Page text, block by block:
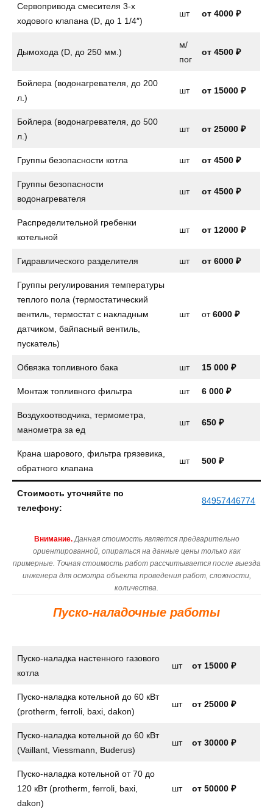
Сервопривода смесителя 3-х
ходового клапана (D, до 1 1/4″)
шт от 4000 ₽
Дымохода (D, до 250 мм.)
м/
пог
от 4500 ₽
Бойлера (водонагревателя, до 200
л.)
шт от 15000 ₽
Бойлера (водонагревателя, до 500
л.)
шт от 25000 ₽
Группы безопасности котла шт от 4500 ₽
Группы безопасности
водонагревателя
шт от 4500 ₽
Распределительной гребенки
котельной
шт от 12000 ₽
Гидравлического разделителя шт от 6000 ₽
Группы регулирования температуры
теплого пола (термостатический
вентиль, термостат с накладным
датчиком, байпасный вентиль,
пускатель)
шт от6000 ₽
Обвязка топливного бака шт 15 000 ₽
Монтаж топливного фильтра шт 6 000 ₽
Воздухоотводчика, термометра,
манометра за ед
шт 650 ₽
Крана шарового, фильтра грязевика,
обратного клапана
шт 500 ₽
Стоимость уточняйте по
телефону:
84957446774
Внимание. Данная стоимость является предварительно
ориентированной, опираться на данные цены только как
примерные. Точная стоимость работ рассчитывается после выезда
инженера для осмотра объекта проведения работ, сложности,
количества.
Пуско-наладочные работы
Пуско-наладка настенного газового
котла
шт от 15000 ₽
Пуско-наладка котельной до 60 кВт
(protherm, ferroli, baxi, dakon)
шт от 25000 ₽
Пуско-наладка котельной до 60 кВт
(Vaillant, Viessmann, Buderus)
шт от 30000 ₽
Пуско-наладка котельной от 70 до
120 кВт (protherm, ferroli, baxi,
dakon)
шт от 50000 ₽